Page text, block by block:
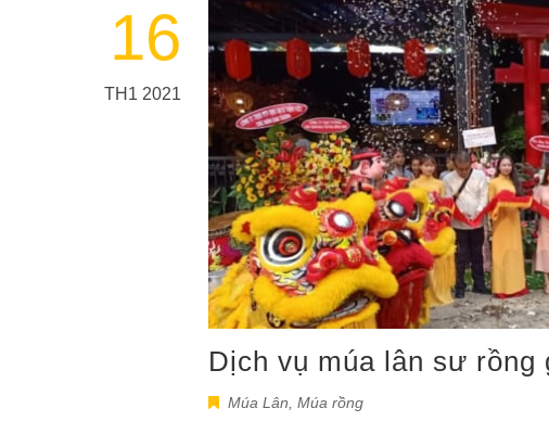
16
TH1 2021
Dịch vụ múa lân sư rồng
Múa Lân Múa rồng